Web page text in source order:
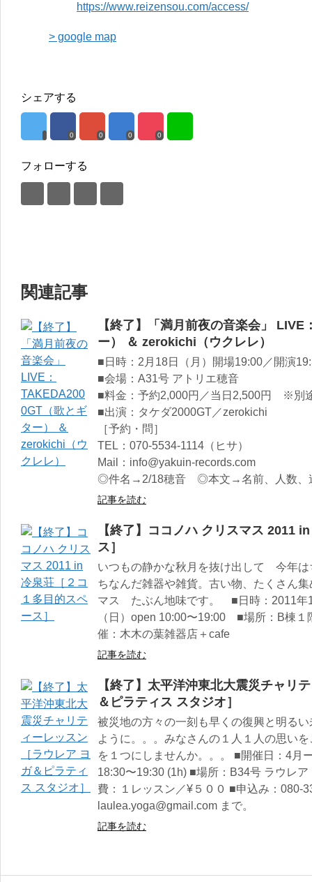
https://www.reizensou.com/access/
> google map
シェアする
0 0 0 0
フォローする
関連記事
【終了】「満月前夜の音楽会」
ー） ＆ zerokichi（ウクレレ）
■日時：2月18日（月）開場19:00／開演
■会場：A31号 アトリエ穂音
■料金：予約2,000円／当日2,500円 ※別
■出演：タケダ2000GT／zerokichi
［予約・問］
TEL：070-5534-1114（ヒサ）
Mail：info@yakuin-records.com
◎件名→2/18穂音 ◎本文→名前、人数、
記事を読む
【終了】ココノハ クリスマス 2011
ス］
いつもの静かな秋月を抜け出して 今年は
ちなんだ雑器や雑貨。古い物、たくさん
マス たぶん地味です。 ■日時：2011年
（日）open 10:00〜19:00 ■場所：B棟
催：木木の葉雑器店＋cafe
記事を読む
【終了】太平洋沖東北大震災チャリ
＆ピラティス スタジオ］
被災地の方々の一刻も早くの復興と明る
ように。。。みなさんの１人１人の思い
を１つにしませんか。。。 ■開催日：4月
18:30〜19:30 (1h) ■場所：B34号 ラウレ
費：１レッスン／¥５００ ■申込み：080-
laulea.yoga@gmail.com まで。
記事を読む